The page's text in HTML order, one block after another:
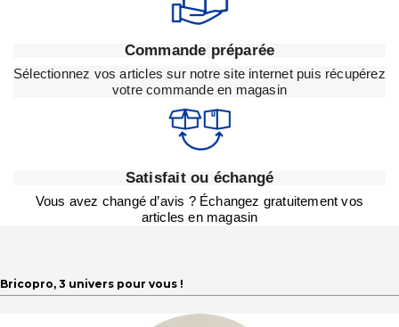
Commande préparée
Sélectionnez vos articles sur notre site internet puis récupérez
votre commande en magasin
Satisfait ou échangé
Vous avez changé d’avis ? Échangez gratuitement vos
articles en magasin
Bricopro, 3 univers pour vous !